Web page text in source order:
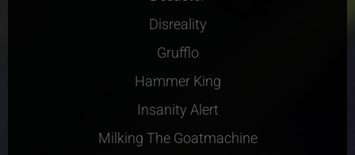
Disreality
Grufflo
Hammer King
Insanity Alert
Milking The Goatmachine